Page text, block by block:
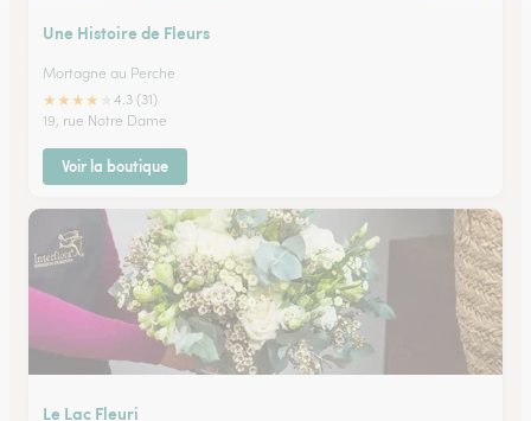
Une Histoire de Fleurs
Mortagne au Perche
★★★★
4.3 (31)
19, rue Notre Dame
Voir la boutique
Le Lac Fleuri